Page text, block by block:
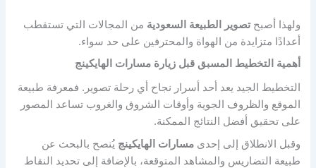
ولهذا أصبحتصوير الطبيعة السعودية من المجالات التي تستقطب
أعدادًا متزايدة من الهواة والمحترفين على حد سواء.
أهمية التخطيط المسبق قبل زيارة مسارات الهايكينج
التخطيط الجيد يعد أحد أسرار نجاح أي رحلة تصوير. فمعرفة طبيعة
الموقع والظروف الجوية وأوقات الشروق والغروب تساعد المصور
على تحقيق أفضل النتائج الممكنة.
وقبل الانطلاق إلى إحدىمسارات الهايكينج يُنصح بالبحث عن
طبيعة التضاريس والمشاهد المتوقعة، بالإضافة إلى تحديد النقاط